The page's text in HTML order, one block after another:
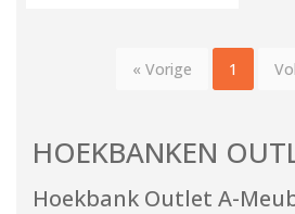
« Vorige 1
HOEKBANKEN
Hoekbank Outlet A-